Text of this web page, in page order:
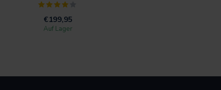
€199,95
Auf Lager